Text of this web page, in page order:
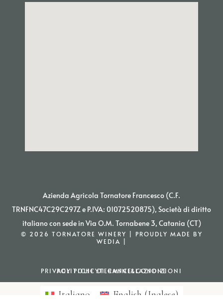
Azienda Agricola Tornatore Francesco (C.F.
TRNFNC47C29C297Z e P.IVA: 01072520875), Società di diritto
italiano con sede in Via O.M. Tornabene 3, Catania (CT)
© 2026 TORNATORE WINERY | PROUDLY MADE BY
WEDIA |
PRIVACY POLICYTERMINI&CONDIZIONI
POLITICHE DI CANCELLAZIONE
Italiano English (Inglese)